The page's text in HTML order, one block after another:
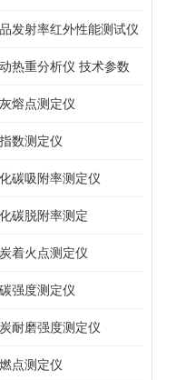
发射率红外性能测试仪
热重分析仪 技术参数
熔点测定仪
数测定仪
碳吸附率测定仪
碳脱附率测定
着火点测定仪
强度测定仪
耐磨强度测定仪
点测定仪